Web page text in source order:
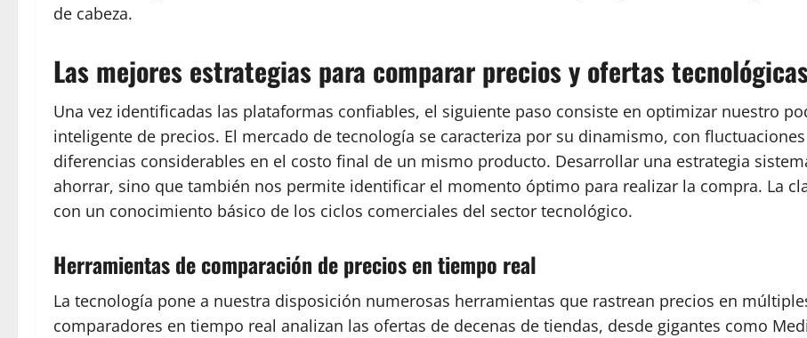
de cabeza.
Las mejores estrategias para comparar precios y ofertas
Una vez identificadas las plataformas confiables, el siguiente paso consiste en optimizar nuestro
inteligente de precios. El mercado de tecnología se caracteriza por su dinamismo, con
diferencias considerables en el costo final de un mismo producto. Desarrollar una estrategia
ahorrar, sino que también nos permite identificar el momento óptimo para realizar la compra. La
con un conocimiento básico de los ciclos comerciales del sector tecnológico.
Herramientas de comparación de precios en tiempo real
La tecnología pone a nuestra disposición numerosas herramientas que rastrean precios en
comparadores en tiempo real analizan las ofertas de decenas de tiendas, desde gigantes como